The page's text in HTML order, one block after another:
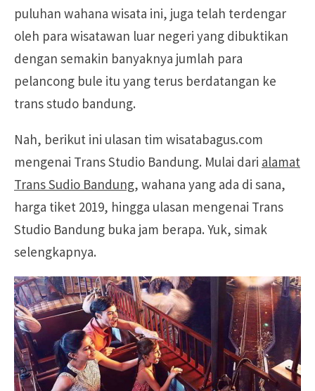
puluhan wahana wisata ini, juga telah terdengar
oleh para wisatawan luar negeri yang dibuktikan
dengan semakin banyaknya jumlah para
pelancong bule itu yang terus berdatangan ke
trans studo bandung.
Nah, berikut ini ulasan tim wisatabagus.com
mengenai Trans Studio Bandung. Mulai dari alamat
Trans Sudio Bandung, wahana yang ada di sana,
harga tiket 2019, hingga ulasan mengenai Trans
Studio Bandung buka jam berapa. Yuk, simak
selengkapnya.